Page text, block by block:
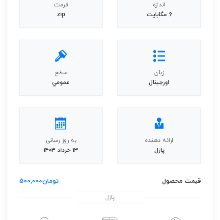
اندازه
6 مگابايت
فرمت
zip
زبان
اورجينال
سطح
عمومي
ارائه دهنده
پازل
به روز رسانی
۱۳ خرداد ۱۴۰۳
قیمت محصول تومان500,000
پازل